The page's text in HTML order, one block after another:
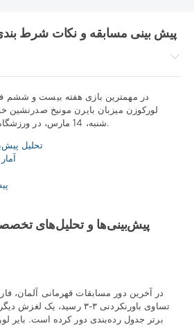
پیش بینی مسابقه و نکات شرط بندی
در مهمترین بازی هفته بیست و ششم
لورکوزن میزبان بایرن مونیخ صدرنشین
شنبه، 14 مارس، در ورزشگاه بای آرنا برگزار خواهد شد.
تحلیل
پیش‌بینی‌ها و تحلیل‌های
در آخرین دور مسابقات قهرمانی آلمان،
تساوی باورنکردنی ۳-۳ رسید،
برتر جدول رده‌بندی دور کرده است. بایر